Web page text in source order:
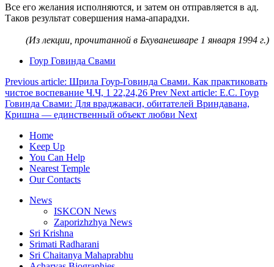
Все его желания исполняются, и затем он отправляется в ад.
Таков результат совершения нама-апарадхи.
(Из лекции, прочитанной в Бхуванешваре 1 января 1994 г.)
Гоур Говинда Свами
Previous article: Шрила Гоур-Говинда Свами. Как практиковать
чистое воспевание Ч.Ч, 1 22,24,26 Prev Next article: Е.С. Гоур
Говинда Свами: Для враджаваси, обитателей Вриндавана,
Кришна — единственный объект любви Next
Home
Keep Up
You Can Help
Nearest Temple
Our Contacts
News
ISKCON News
Zaporizhzhya News
Sri Krishna
Srimati Radharani
Sri Chaitanya Mahaprabhu